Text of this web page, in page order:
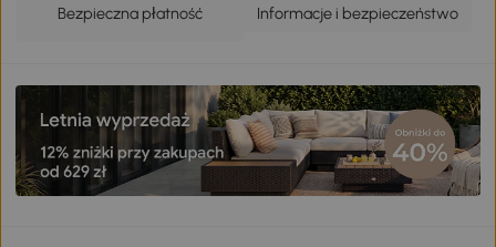
Bezpieczna płatność Informacje i bezpieczeństwo